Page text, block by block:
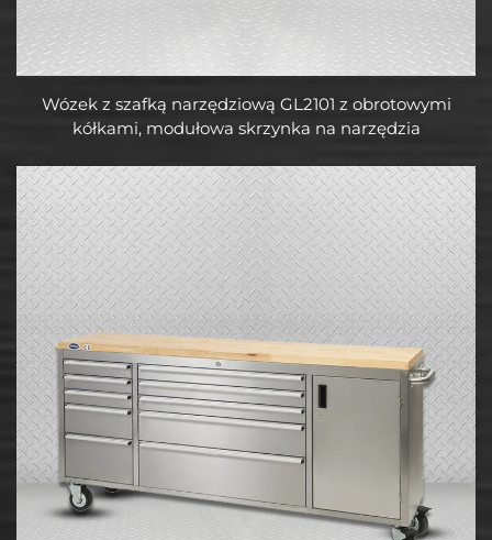
Wózek z szafką narzędziową GL2101 z obrotowymi
kółkami, modułowa skrzynka na narzędzia